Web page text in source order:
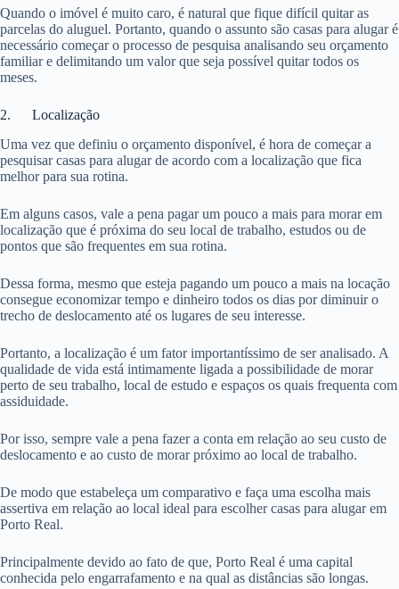
Quando o imóvel é muito caro, é natural que fique difícil quitar as
parcelas do aluguel. Portanto, quando o assunto são casas para alugar é
necessário começar o processo de pesquisa analisando seu orçamento
familiar e delimitando um valor que seja possível quitar todos os
meses.
2. Localização
Uma vez que definiu o orçamento disponível, é hora de começar a
pesquisar casas para alugar de acordo com a localização que fica
melhor para sua rotina.
Em alguns casos, vale a pena pagar um pouco a mais para morar em
localização que é próxima do seu local de trabalho, estudos ou de
pontos que são frequentes em sua rotina.
Dessa forma, mesmo que esteja pagando um pouco a mais na locação
consegue economizar tempo e dinheiro todos os dias por diminuir o
trecho de deslocamento até os lugares de seu interesse.
Portanto, a localização é um fator importantíssimo de ser analisado. A
qualidade de vida está intimamente ligada a possibilidade de morar
perto de seu trabalho, local de estudo e espaços os quais frequenta com
assiduidade.
Por isso, sempre vale a pena fazer a conta em relação ao seu custo de
deslocamento e ao custo de morar próximo ao local de trabalho.
De modo que estabeleça um comparativo e faça uma escolha mais
assertiva em relação ao local ideal para escolher casas para alugar em
Porto Real.
Principalmente devido ao fato de que, Porto Real é uma capital
conhecida pelo engarrafamento e na qual as distâncias são longas.